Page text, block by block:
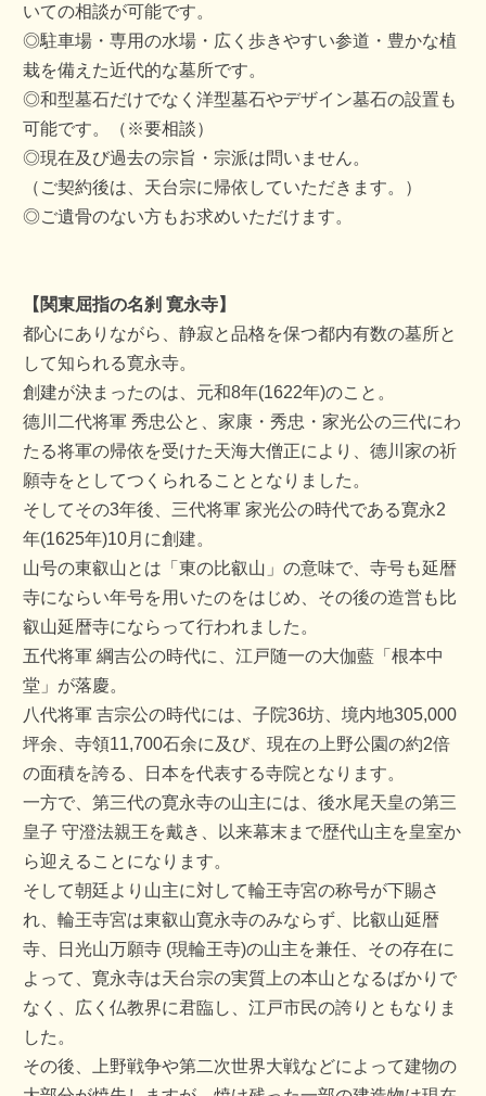
いての相談が可能です。
◎駐車場・専用の水場・広く歩きやすい参道・豊かな植
栽を備えた近代的な墓所です。
◎和型墓石だけでなく洋型墓石やデザイン墓石の設置も
可能です。（※要相談）
◎現在及び過去の宗旨・宗派は問いません。
（ご契約後は、天台宗に帰依していただきます。）
◎ご遺骨のない方もお求めいただけます。
【関東屈指の名刹 寛永寺】
都心にありながら、静寂と品格を保つ都内有数の墓所と
して知られる寛永寺。
創建が決まったのは、元和8年(1622年)のこと。
德川二代将軍 秀忠公と、家康・秀忠・家光公の三代にわ
たる将軍の帰依を受けた天海大僧正により、德川家の祈
願寺をとしてつくられることとなりました。
そしてその3年後、三代将軍 家光公の時代である寛永2
年(1625年)10月に創建。
山号の東叡山とは「東の比叡山」の意味で、寺号も延暦
寺にならい年号を用いたのをはじめ、その後の造営も比
叡山延暦寺にならって行われました。
五代将軍 綱吉公の時代に、江戸随一の大伽藍「根本中
堂」が落慶。
八代将軍 吉宗公の時代には、子院36坊、境内地305,000
坪余、寺領11,700石余に及び、現在の上野公園の約2倍
の面積を誇る、日本を代表する寺院となります。
一方で、第三代の寛永寺の山主には、後水尾天皇の第三
皇子 守澄法親王を戴き、以来幕末まで歴代山主を皇室か
ら迎えることになります。
そして朝廷より山主に対して輪王寺宮の称号が下賜さ
れ、輪王寺宮は東叡山寛永寺のみならず、比叡山延暦
寺、日光山万願寺 (現輪王寺)の山主を兼任、その存在に
よって、寛永寺は天台宗の実質上の本山となるばかりで
なく、広く仏教界に君臨し、江戸市民の誇りともなりま
した。
その後、上野戦争や第二次世界大戦などによって建物の